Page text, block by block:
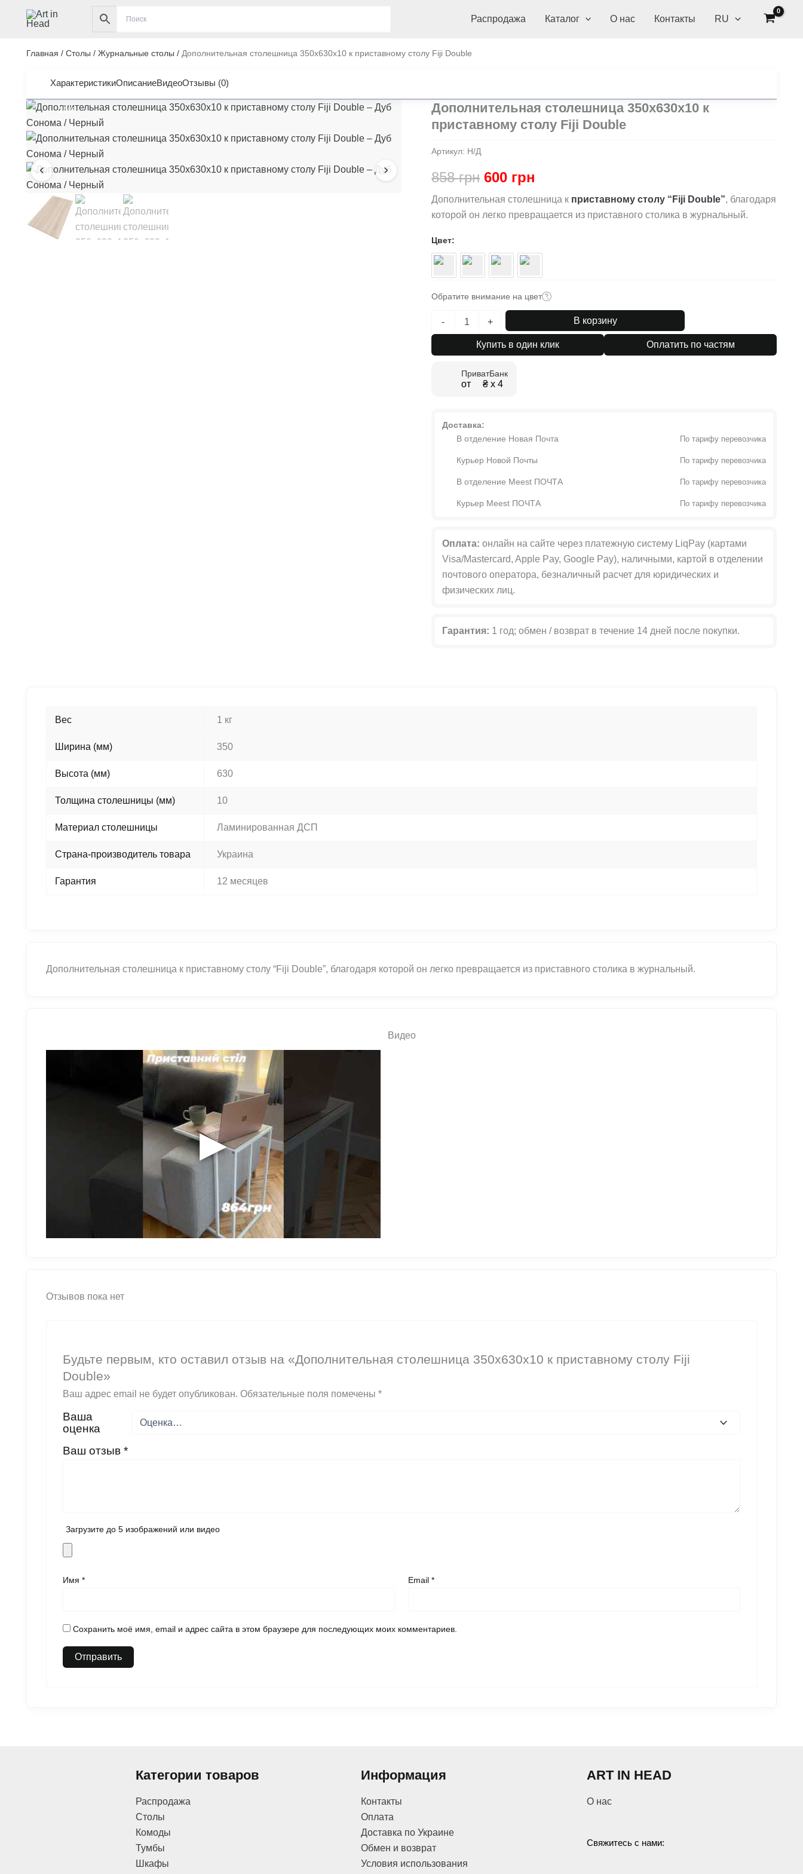
Распродажа Каталог О нас Контакты RU
Главная / Столы / Журнальные столы / Дополнительная столешница 350x630x10 к приставному столу Fiji Double
ХарактеристикиОписаниеВидеоОтзывы (0)
-30%
Дополнительная столешница 350x630x10 к
приставному столу Fiji Double
Артикул: Н/Д
858грн Первоначальная
цена
составляла
600 грн
цена:
600 грн.
Дополнительная столешница к приставному столу “Fiji Double”, благодаря
которой он легко превращается из приставного столика в журнальный.
Цвет
Обратите внимание на цвет
-
Дополнительная
столешница
приставному
Double
+ В корзину
Купить в один клик Оплатить по частям
ПриватБанк
от ₴ х 4
Доставка:
В отделение Новая Почта
По тарифу перевозчика
Курьер Новой Почты По тарифу перевозчика
В отделение Meest ПОЧТА По тарифу перевозчика
Курьер Meest ПОЧТА По тарифу перевозчика
Оплата: онлайн на сайте через платежную систему LiqPay (картами
Visa/Mastercard, Apple Pay, Google Pay), наличными, картой в отделении
почтового оператора, безналичный расчет для юридических и
физических лиц.
Гарантия: 1 год; обмен / возврат в течение 14 дней после покупки.
Вес 1 кг
Ширина (мм) 350
Высота (мм) 630
Толщина столешницы (мм) 10
Материал столешницы Ламинированная ДСП
Страна-производитель товара Украина
Гарантия 12 месяцев
Дополнительная столешница к приставному столу “Fiji Double”, благодаря которой он легко превращается из приставного столика в журнальный.
Видео
▶
Отзывов пока нет
Будьте первым, кто оставил отзыв на «Дополнительная столешница 350x630x10 к приставному столу Fiji
Double»
Ваш адрес email не будет опубликован. Обязательные поля помечены *
Ваша
оценка
Ваш отзыв *
Загрузите до 5 изображений или видео
Имя * Email*
Сохранить моё имя, email и адрес сайта в этом браузере для последующих моих комментариев.
Категории товаров
Распродажа
Столы
Комоды
Тумбы
Шкафы
Информация
Контакты
Оплата
Доставка по Украине
Обмен и возврат
Условия использования
ART IN HEAD
О нас
Свяжитесь с нами: